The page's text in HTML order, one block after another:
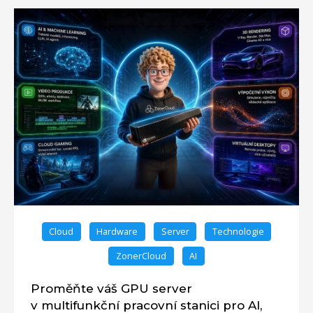
Cloud Hardware Server Technologie
ZonerCloud AI
Proměňte váš GPU server
v multifunkční pracovní stanici pro AI,